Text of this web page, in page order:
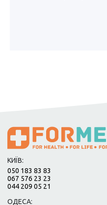
КИЇВ:
050 183 83 83
067 576 23 23
044 209 05 21
ОДЕСА: